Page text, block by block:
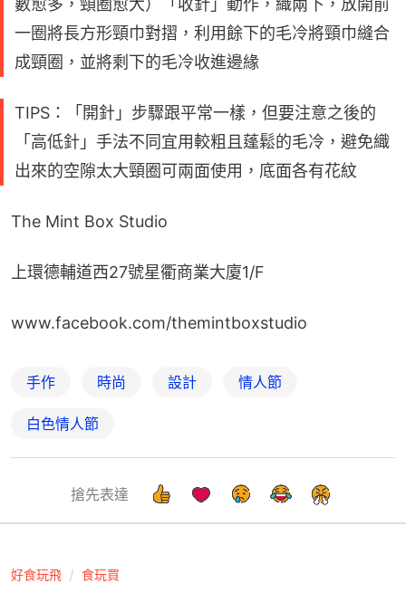
數愈多，頸圈愈大）「收針」動作，織兩下，放開前
一圈將長方形頸巾對摺，利用餘下的毛冷將頸巾縫合
成頸圈，並將剩下的毛冷收進邊緣
TIPS：「開針」步驟跟平常一樣，但要注意之後的
「高低針」手法不同宜用較粗且蓬鬆的毛冷，避免織
出來的空隙太大頸圈可兩面使用，底面各有花紋
The Mint Box Studio
上環德輔道西27號星衢商業大廈1/F
www.facebook.com/themintboxstudio
手作 時尚 設計 情人節
白色情人節
搶先表達
好食玩飛 食玩買